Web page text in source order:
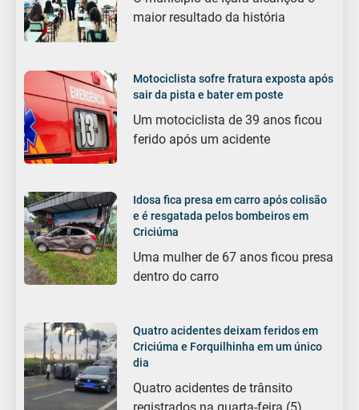
maior resultado da história
Motociclista sofre fratura exposta após
sair da pista e bater em poste
Um motociclista de 39 anos ficou
ferido após um acidente
Idosa fica presa em carro após colisão
e é resgatada pelos bombeiros em
Criciúma
Uma mulher de 67 anos ficou presa
dentro do carro
Quatro acidentes deixam feridos em
Criciúma e Forquilhinha em um único
dia
Quatro acidentes de trânsito